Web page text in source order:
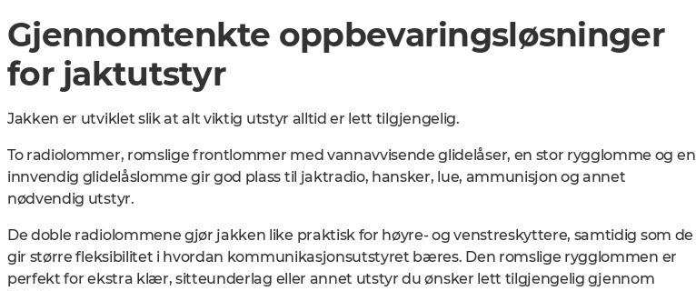
Gjennomtenkte oppbevaringsløsninger
for jaktutstyr
Jakken er utviklet slik at alt viktig utstyr alltid er lett tilgjengelig.
To radiolommer, romslige frontlommer med vannavvisende glidelåser, en stor rygglomme og en
innvendig glidelåslomme gir god plass til jaktradio, hansker, lue, ammunisjon og annet
nødvendig utstyr.
De doble radiolommene gjør jakken like praktisk for høyre- og venstreskyttere, samtidig som de
gir større fleksibilitet i hvordan kommunikasjonsutstyret bæres. Den romslige rygglommen er
perfekt for ekstra klær, sitteunderlag eller annet utstyr du ønsker lett tilgjengelig gjennom